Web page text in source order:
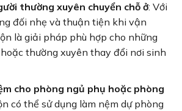
thường xuyên chuyển chỗ ở: Với
đối nhẹ và thuận tiện khi vận
là giải pháp phù hợp cho những
thường xuyên thay đổi nơi sinh
cho phòng ngủ phụ hoặc phòng
có thể sử dụng làm nệm dự phòng